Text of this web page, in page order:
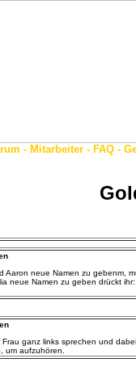
- Mitarbeiter - FAQ -
Aaron neue Namen zu gebenm,
neue Namen zu geben drückt
Frau ganz links sprechen und
um aufzuhören